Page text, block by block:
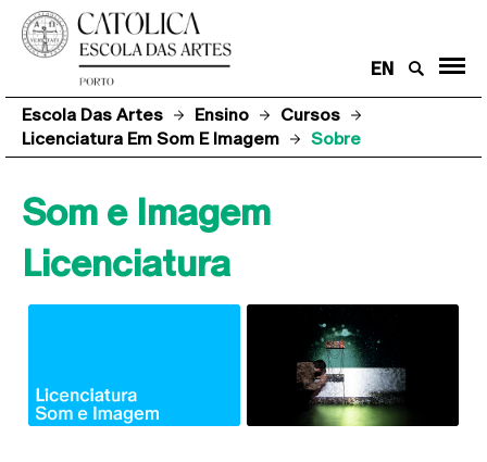
EN
Escola Das Artes Ensino
Cursos
Licenciatura Em Som E Imagem
Sobre
Som e Imagem
Licenciatura